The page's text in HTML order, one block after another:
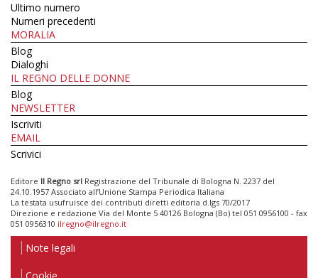
Ultimo numero
Numeri precedenti
MORALIA
Blog
Dialoghi
IL REGNO DELLE DONNE
Blog
NEWSLETTER
Iscriviti
EMAIL
Scrivici
Editore Il Regno srl Registrazione del Tribunale di Bologna N. 2237 del
24.10.1957 Associato all’Unione Stampa Periodica Italiana
La testata usufruisce dei contributi diretti editoria d.lgs 70/2017
Direzione e redazione Via del Monte 5 40126 Bologna (Bo) tel 051 0956100 - fax
051 0956310 ilregno@ilregno.it
Note legali